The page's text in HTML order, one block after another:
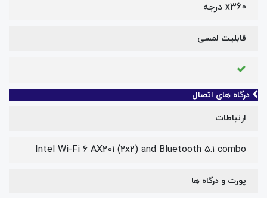
x360 درجه
قابلیت لمسی
درگاه های اتصال
ارتباطات
Intel Wi-Fi 6 AX201 (2x2) and Bluetooth 5.۱ combo
پورت و درگاه ها